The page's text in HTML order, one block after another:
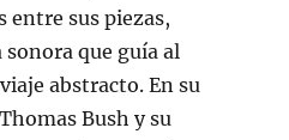
entre sus piezas,
que guía al
abstracto. En su
Bush y su